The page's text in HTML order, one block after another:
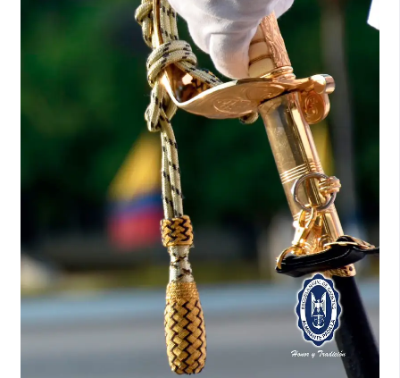
Papadopoulou, A. (2018). The future of fuel: The feasibility
of electric power for container shipping. Recuperado de:
https://www.keystonelaw.com/keynotes/the-future-of-fuel-
the-feasibility-of-electric-power-for-container-shipping
Rapid Transition Alliance. (2022). Making waves: Electric
ships are sailing ahead. Recuperado de:
https://www.rapidtransition.org/stories/making-waves-
electric-ships-are-sailing-ahead
Resistance, M. (2022). Resistance manual.
Unidad de Planeación Minero Energética. (2018). Plan
indicativo de abastecimiento de combustible. Recuperado
https://www.upme.gov.co/Hidrocarburos/publicaciones/